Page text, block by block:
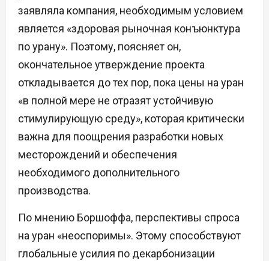
заявляла компания, необходимым условием
является «здоровая рыночная конъюнктура
по урану». Поэтому, поясняет он,
окончательное утверждение проекта
откладывается до тех пор, пока цены на уран
«в полной мере не отразят устойчивую
стимулирующую среду», которая критически
важна для поощрения разработки новых
месторождений и обеспечения
необходимого дополнительного
производства.
По мнению Боршоффа, перспективы спроса
на уран «неоспоримы». Этому способствуют
глобальные усилия по декарбонизации